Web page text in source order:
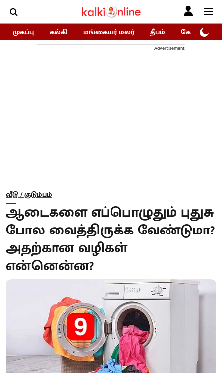
முகப்பு கல்கி மங்கையர் மலர் தீபம் கோகுலம்/
Advertisement
வீடு / குடும்பம்
ஆடைகளை எப்பொழுதும் புதுசு
போல வைத்திருக்க வேண்டுமா?
அதற்கான வழிகள்
என்னென்ன?